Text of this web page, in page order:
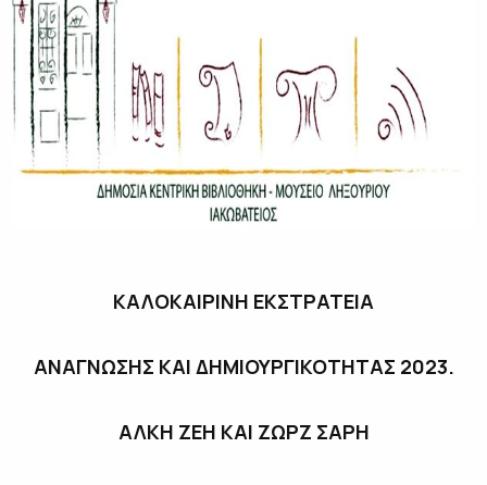
ΚΑΛΟΚΑΙΡΙΝΗ ΕΚΣΤΡΑΤΕΙΑ
ΑΝΑΓΝΩΣΗΣ ΚΑΙ ΔΗΜΙΟΥΡΓΙΚΟΤΗΤΑΣ 2023.
ΑΛΚΗ ΖΕΗ ΚΑΙ ΖΩΡΖ ΣΑΡΗ